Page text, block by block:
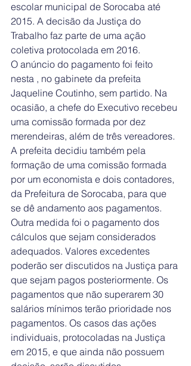
escolar municipal de Sorocaba até
2015. A decisão da Justiça do
Trabalho faz parte de uma ação
coletiva protocolada em 2016.
O anúncio do pagamento foi feito
nesta , no gabinete da prefeita
Jaqueline Coutinho, sem partido. Na
ocasião, a chefe do Executivo recebeu
uma comissão formada por dez
merendeiras, além de três vereadores.
A prefeita decidiu também pela
formação de uma comissão formada
por um economista e dois contadores,
da Prefeitura de Sorocaba, para que
se dê andamento aos pagamentos.
Outra medida foi o pagamento dos
cálculos que sejam considerados
adequados. Valores excedentes
poderão ser discutidos na Justiça para
que sejam pagos posteriormente. Os
pagamentos que não superarem 30
salários mínimos terão prioridade nos
pagamentos. Os casos das ações
individuais, protocoladas na Justiça
em 2015, e que ainda não possuem